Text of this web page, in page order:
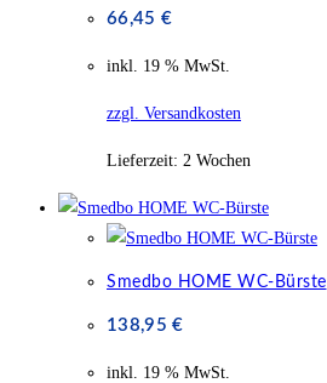
66,45 €
inkl. 19 % MwSt.
zzgl. Versandkosten
Lieferzeit: 2 Wochen
Smedbo HOME WC-Bürste
138,95€
inkl. 19 % MwSt.